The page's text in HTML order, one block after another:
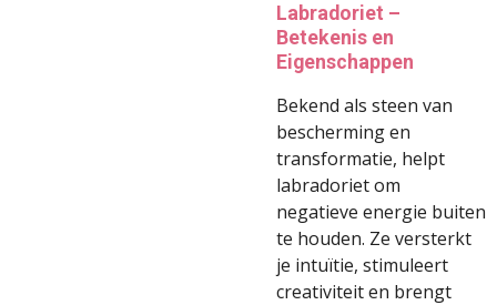
Labradoriet –
Betekenis en
Eigenschappen
Bekend als steen van
bescherming en
transformatie, helpt
labradoriet om
negatieve energie buiten
te houden. Ze versterkt
je intuïtie, stimuleert
creativiteit en brengt